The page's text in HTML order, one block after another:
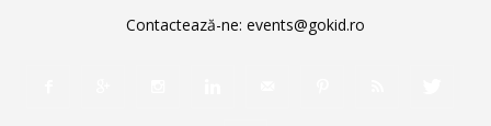
Contactează-ne: events@gokid.ro